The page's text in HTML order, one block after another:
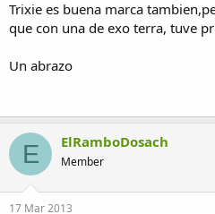
Trixie es buena marca
que con una de exo terra, tuve
Un abrazo
E ElRamboDosach
Member
17 Mar 2013